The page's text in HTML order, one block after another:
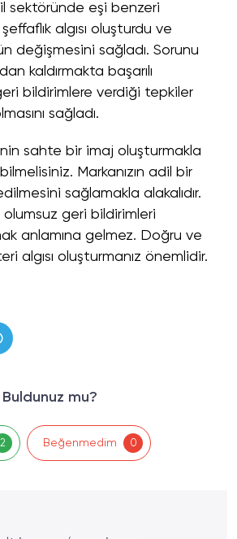
sektöründe eşi benzeri
algısı oluşturdu ve
değişmesini sağladı. Sorunu
kaldırmakta başarılı
bildirimlere verdiği tepkiler
sağladı.
sahte bir imaj oluşturmakla
bilmelisiniz. Markanızın adil bir
sağlamakla alakalıdır.
geri bildirimleri
anlamına gelmez. Doğru ve
algısı oluşturmanız önemlidir.
Buldunuz mu?
2 Beğenmedim 0